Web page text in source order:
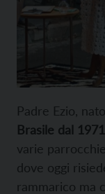
Padre Ezio,
Brasile dal 1971
varie
dove oggi
rammarico ma